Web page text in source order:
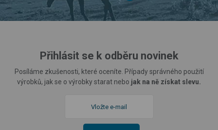
Přihlásit se k odběru novinek
Posíláme zkušenosti, které oceníte. Případy správného použití
výrobků, jak se o výrobky starat nebo jak na ně získat slevu.